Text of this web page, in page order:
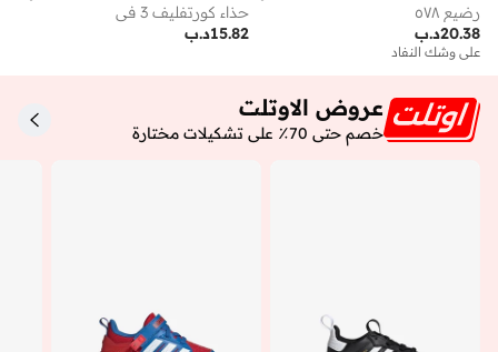
رضيع ٥٧٨
د.ب20.38
على وشك النفاد
حذاء كورتفليف 3 في
د.ب15.82
عروض الاوتلت
خصم حتى 70٪ على تشكيلات مختارة